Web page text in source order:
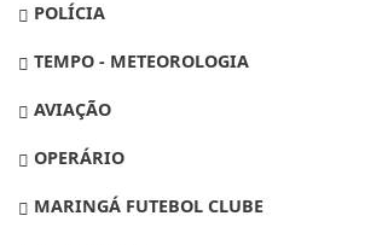
POLÍCIA
TEMPO - METEOROLOGIA
AVIAÇÃO
OPERÁRIO
MARINGÁ FUTEBOL CLUBE